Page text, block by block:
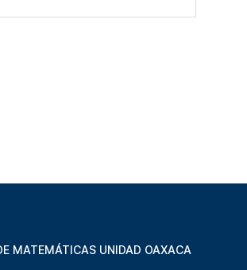
MATEMÁTICAS UNIDAD OAXACA